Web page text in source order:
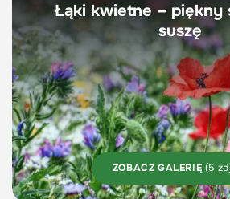
Łąki kwietne – piękny
suszę
ZOBACZ GALERIĘ (5